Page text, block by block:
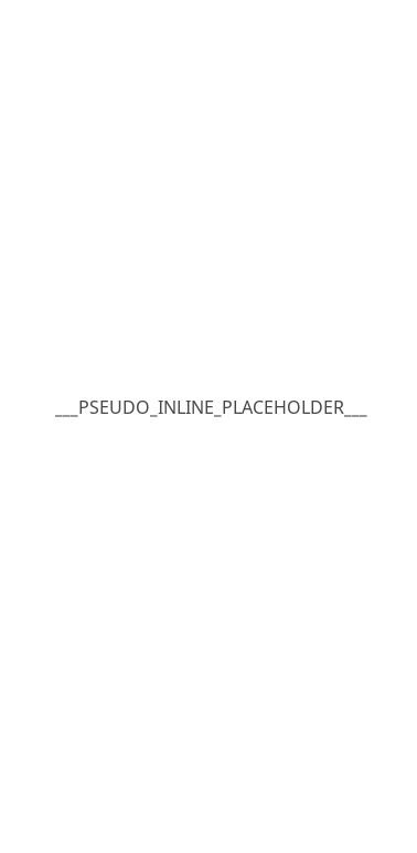
___PSEUDO_INLINE_PLACEHOLDER___